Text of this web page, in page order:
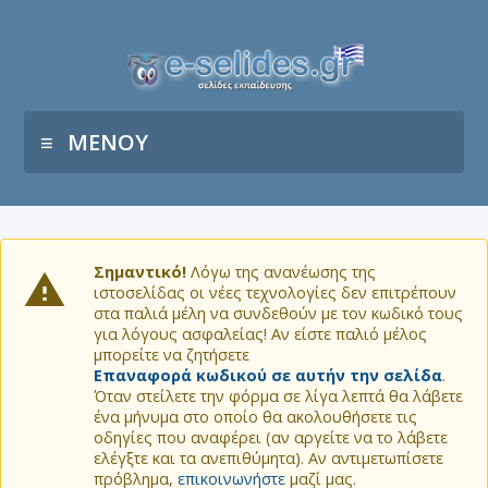
ΜΕΝΟΥ
Σημαντικό! Λόγω της ανανέωσης της
ιστοσελίδας οι νέες τεχνολογίες δεν επιτρέπουν
στα παλιά μέλη να συνδεθούν με τον κωδικό τους
για λόγους ασφαλείας! Αν είστε παλιό μέλος
μπορείτε να ζητήσετε
Επαναφορά κωδικού σε αυτήν την σελίδα.
Όταν στείλετε την φόρμα σε λίγα λεπτά θα λάβετε
ένα μήνυμα στο οποίο θα ακολουθήσετε τις
οδηγίες που αναφέρει (αν αργείτε να το λάβετε
ελέγξτε και τα ανεπιθύμητα). Αν αντιμετωπίσετε
πρόβλημα, επικοινωνήστε μαζί μας.